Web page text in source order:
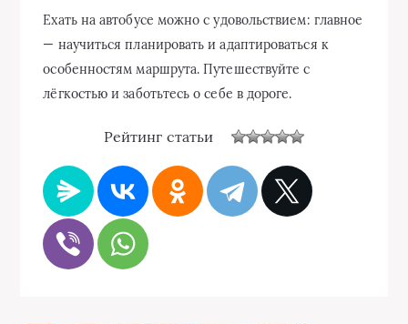
Ехать на автобусе можно с удовольствием: главное
— научиться планировать и адаптироваться к
особенностям маршрута. Путешествуйте с
лёгкостью и заботьтесь о себе в дороге.
Рейтинг статьи